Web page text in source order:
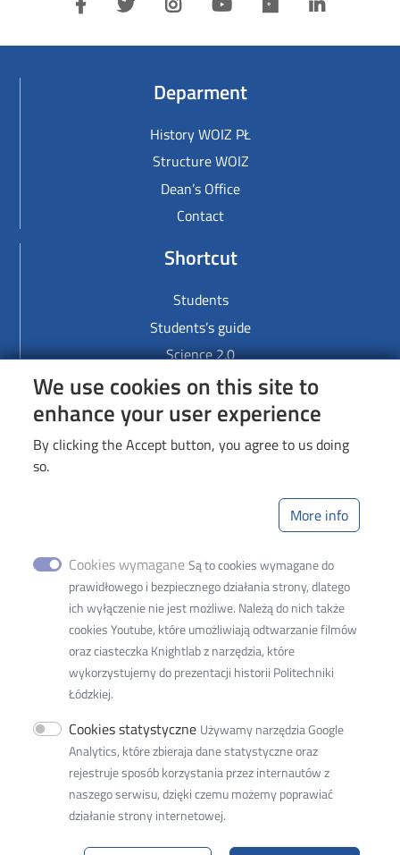
We use cookies on this site to
enhance your user experience
By clicking the Accept button, you agree to us doing
so.
More info
Cookies wymagane Są to cookies wymagane do
prawidłowego i bezpiecznego działania strony, dlatego
ich wyłączenie nie jest możliwe. Należą do nich także
cookies Youtube, które umożliwiają odtwarzanie filmów
oraz ciasteczka Knightlab z narzędzia, które
wykorzystujemy do prezentacji historii Politechniki
Łódzkiej.
Cookies statystyczne Używamy narzędzia Google
Analytics, które zbieraja dane statystyczne oraz
rejestruje sposób korzystania przez internautów z
naszego serwisu, dzięki czemu możemy poprawiać
działanie strony internetowej.
Lodz University of Technology
Faculty ofOrganization and
Management
93-005 Łódź, ul. Wólczańska 221
tel. 42 631 37 68
e-mail:w8w8d@adm.p.lodz.pl
Deparment
History WOIZ PŁ
Structure WOIZ
Dean’s Office
Contact
Shortcut
Students
Students’s guide
Science 2.0
Links
Lodz University of Technology